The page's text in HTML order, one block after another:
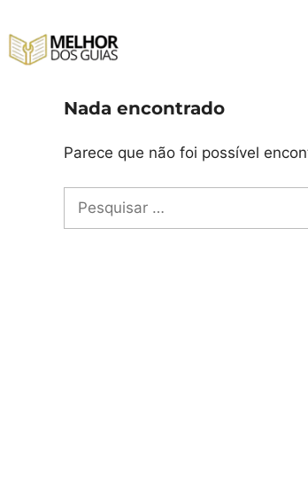
para
Nada encontrado
Parece que não foi possível
por: